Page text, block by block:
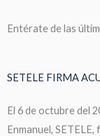
Entérate de las
SETELE FIRMA
El 6 de octubre del
Enmanuel,